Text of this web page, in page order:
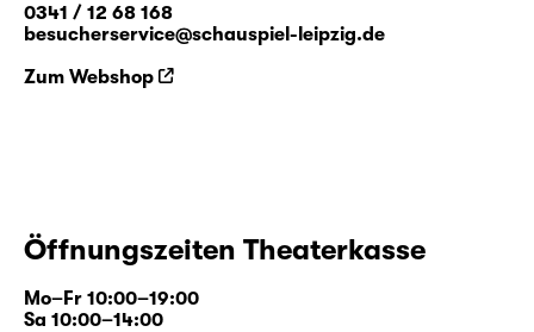
übernehmenFalk Rößler
Prüfbegehung der agra-
Landwirtschaftsausstellung 1981“.Hubert
Wild
Schauspiel Leipzig als Sänger und
0341 / 12 68 168
besucherservice@schauspiel-leipzig.de
Zum Webshop
Öffnungszeiten Theaterkasse
Mo–Fr 10:00–19:00
Sa 10:00–14:00